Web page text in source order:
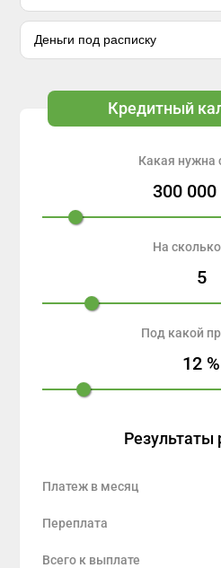
Деньги под расписку
Кредитный
Какая нужна
300 000
На
5
Под какой
12 %
Результаты
Платеж в месяц
Переплата
Всего к выплате